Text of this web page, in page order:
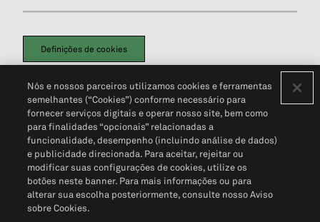
Definições de cookies
Política de PrivacidadePortal de privacidade do cliente (em inglês)
Não Venda Minhas Informações Pessoais© 2026 S&P Global
Nós e nossos parceiros utilizamos cookies e ferramentas
semelhantes (“Cookies”) conforme necessário para
fornecer serviços digitais e operar nosso site, bem como
para finalidades “opcionais” relacionadas a
funcionalidade, desempenho (incluindo análise de dados)
e publicidade direcionada. Para aceitar, rejeitar ou
modificar suas configurações de cookies, utilize os
botões neste banner. Para mais informações ou para
alterar sua escolha posteriormente, consulte nosso Aviso
sobre Cookies.